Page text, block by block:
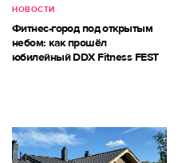
НОВОСТИ
Фитнес-город под открытым
небом: как прошёл
юбилейный DDX Fitness FEST